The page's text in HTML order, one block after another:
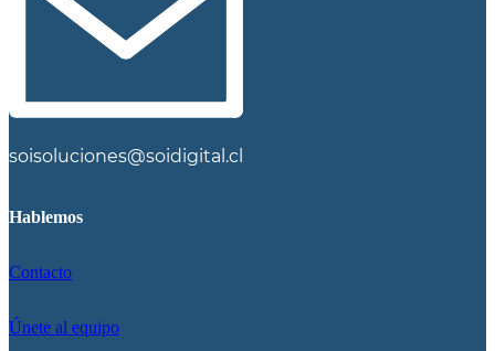
soisoluciones@soidigital.cl
Hablemos
Contacto
Únete al equipo